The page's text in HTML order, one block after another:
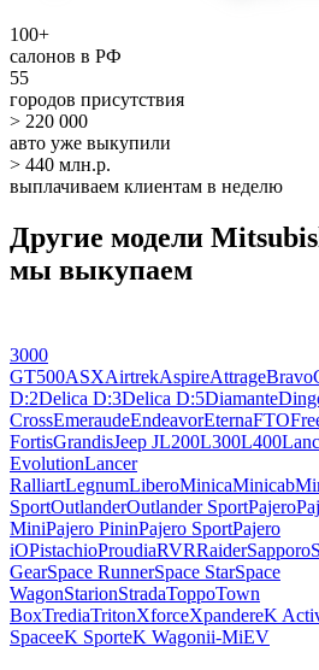
100+
салонов в РФ
55
городов присутствия
> 220 000
авто уже выкупили
> 440 млн.р.
выплачиваем клиентам в неделю
Другие модели
мы выкупаем
3000
GT500ASXAirtrekAspireAttrageBravo
D:2Delica D:3Delica D:5Diamante
CrossEmeraudeEndeavorEternaFTO
FortisGrandisJeep JL200L300L400
EvolutionLancer
RalliartLegnumLiberoMinicaMinicab
SportOutlanderOutlander SportPajero
MiniPajero PininPajero SportPajero
iOPistachioProudiaRVRRaiderSapporo
GearSpace RunnerSpace StarSpace
WagonStarionStradaToppoTown
BoxTrediaTritonXforceXpandereK
SpaceeK SporteK Wagonii-MiEV